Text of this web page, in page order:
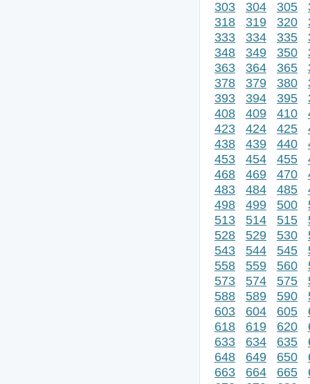
303
304 305
318
319 320
333
334 335
348
349 350
363
364 365
378
379 380
393
394 395
408
409 410
423
424 425
438
439 440
453
454 455
468
469 470
483
484 485
498
499 500
513
514 515
528
529 530
543
544 545
558
559 560
573
574 575
588
589 590
603
604 605
618
619 620
633
634 635
648
649 650
663
664 665